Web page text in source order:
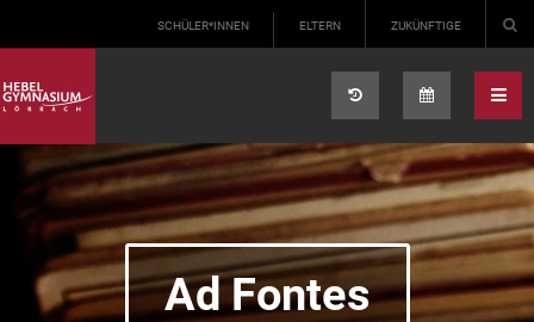
SCHÜLER*INNEN ELTERN ZUKÜNFTIGE
Ad Fontes